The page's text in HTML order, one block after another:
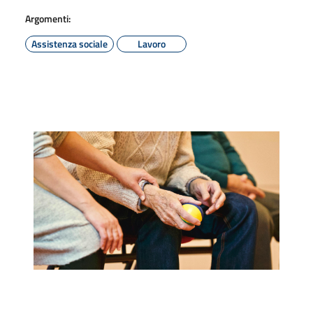
Argomenti:
Assistenza sociale
Lavoro